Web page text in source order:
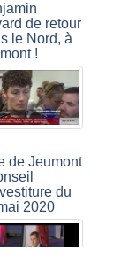
de retour
le Nord, à
!
de Jeumont
du
2020